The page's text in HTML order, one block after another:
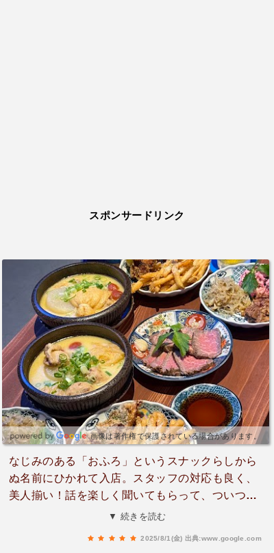
スポンサードリンク
画像は著作権で保護されている場合があります。
なじみのある「おふろ」というスナックらしから
ぬ名前にひかれて入店。スタッフの対応も良く、
美人揃い！話を楽しく聞いてもらって、ついつい
長風呂をしてしまいました。一階のラーメン屋さ
▼ 続きを読む
2025/8/1(金) 出典:www.google.com